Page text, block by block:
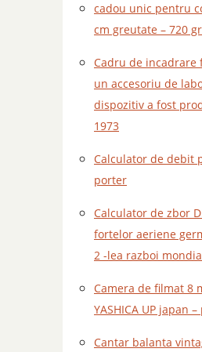
cadou unic pentru
cm greutate – 720
Cadru de incadrare
un accesoriu de
dispozitiv a fost
1973
Calculator de debit
porter
Calculator de zbor
fortelor aeriene
2 -lea razboi
Camera de filmat 8
YASHICA UP japan
Cantar balanta